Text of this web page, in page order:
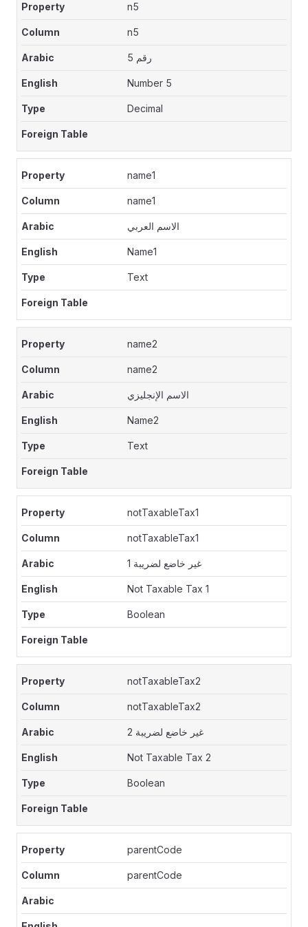
n5
n5
رقم 5
Number 5
Decimal
name1
name1
الاسم العربي
Name1
Text
name2
name2
الاسم الإنجليزي
Name2
Text
notTaxableTax1
notTaxableTax1
غير خاضع لضريبة 1
Not Taxable Tax 1
Boolean
notTaxableTax2
notTaxableTax2
غير خاضع لضريبة 2
Not Taxable Tax 2
Boolean
parentCode
parentCode